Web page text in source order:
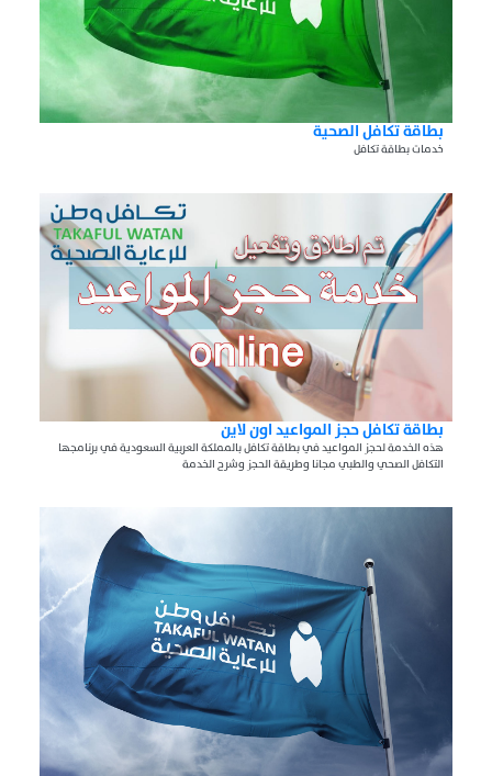
بطاقة تكافل الصحية
خدمات بطاقة تكافل
بطاقة تكافل حجز المواعيد اون لاين
هذه الخدمة لحجز المواعيد في بطاقة تكافل بالمملكة العربية السعودية في برنامجها
التكافل الصحي والطبي مجانا وطريقة الحجز وشرح الخدمة